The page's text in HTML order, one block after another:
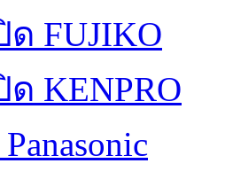
FUJIKO
KENPRO